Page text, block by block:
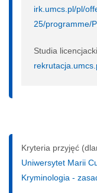
irk.umcs.pl/pl/
25/programme/
Studia
Kryteria przyjęć
Uniwersytet Marii
Kryminologia -